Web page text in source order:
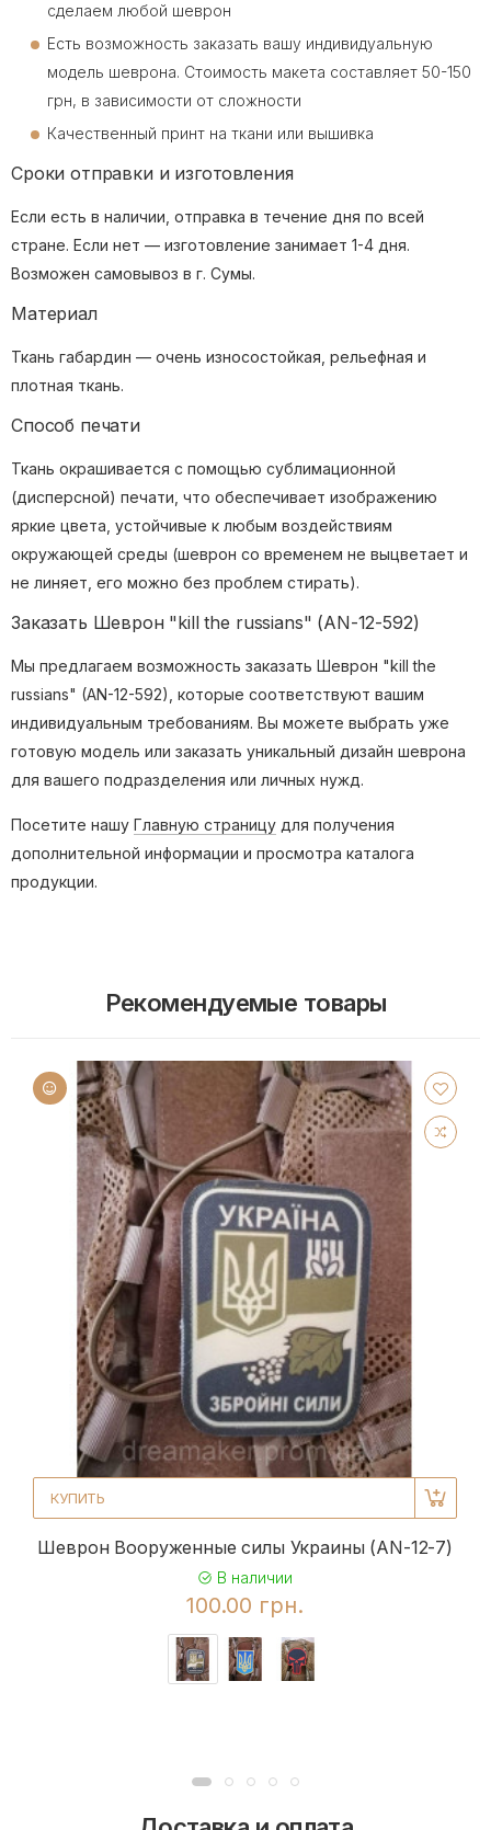
сделаем любой шеврон
Есть возможность заказать вашу индивидуальную
модель шеврона. Стоимость макета составляет 50-150
грн, в зависимости от сложности
Качественный принт на ткани или вышивка
Сроки отправки и изготовления
Если есть в наличии, отправка в течение дня по всей
стране. Если нет — изготовление занимает 1-4 дня.
Возможен самовывоз в г. Сумы.
Материал
Ткань габардин — очень износостойкая, рельефная и
плотная ткань.
Способ печати
Ткань окрашивается с помощью сублимационной
(дисперсной) печати, что обеспечивает изображению
яркие цвета, устойчивые к любым воздействиям
окружающей среды (шеврон со временем не выцветает и
не линяет, его можно без проблем стирать).
Заказать Шеврон "kill the russians" (AN-12-592)
Мы предлагаем возможность заказать Шеврон "kill the
russians" (AN-12-592), которые соответствуют вашим
индивидуальным требованиям. Вы можете выбрать уже
готовую модель или заказать уникальный дизайн шеврона
для вашего подразделения или личных нужд.
Посетите нашу Главную страницу для получения
дополнительной информации и просмотра каталога
продукции.
Рекомендуемые товары
КУПИТЬ
Шеврон Вооруженные силы Украины (AN-12-7)
В наличии
100.00 грн.